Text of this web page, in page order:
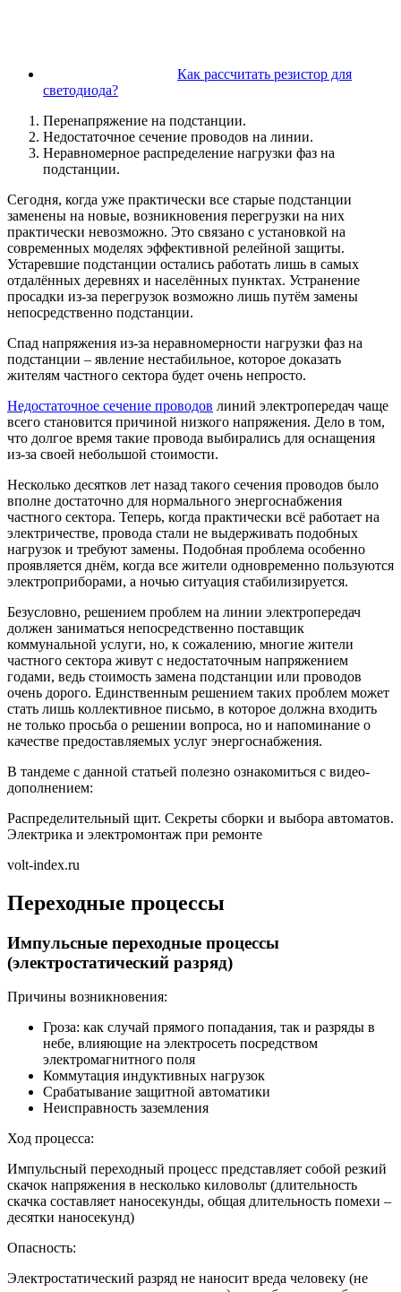
Как рассчитать резистор для
светодиода?
Перенапряжение на подстанции.
Недостаточное сечение проводов на линии.
Неравномерное распределение нагрузки фаз на
подстанции.
Сегодня, когда уже практически все старые подстанции
заменены на новые, возникновения перегрузки на них
практически невозможно. Это связано с установкой на
современных моделях эффективной релейной защиты.
Устаревшие подстанции остались работать лишь в самых
отдалённых деревнях и населённых пунктах. Устранение
просадки из-за перегрузок возможно лишь путём замены
непосредственно подстанции.
Спад напряжения из-за неравномерности нагрузки фаз на
подстанции – явление нестабильное, которое доказать
жителям частного сектора будет очень непросто.
Недостаточное сечение проводов линий электропередач чаще
всего становится причиной низкого напряжения. Дело в том,
что долгое время такие провода выбирались для оснащения
из-за своей небольшой стоимости.
Несколько десятков лет назад такого сечения проводов было
вполне достаточно для нормального энергоснабжения
частного сектора. Теперь, когда практически всё работает на
электричестве, провода стали не выдерживать подобных
нагрузок и требуют замены. Подобная проблема особенно
проявляется днём, когда все жители одновременно пользуются
электроприборами, а ночью ситуация стабилизируется.
Безусловно, решением проблем на линии электропередач
должен заниматься непосредственно поставщик
коммунальной услуги, но, к сожалению, многие жители
частного сектора живут с недостаточным напряжением
годами, ведь стоимость замена подстанции или проводов
очень дорого. Единственным решением таких проблем может
стать лишь коллективное письмо, в которое должна входить
не только просьба о решении вопроса, но и напоминание о
качестве предоставляемых услуг энергоснабжения.
В тандеме с данной статьей полезно ознакомиться с видео-
дополнением:
Распределительный щит. Секреты сборки и выбора автоматов.
Электрика и электромонтаж при ремонте
volt-index.ru
Переходные процессы
Импульсные переходные процессы
(электростатический разряд)
Причины возникновения:
Гроза: как случай прямого попадания, так и разряды в
небе, влияющие на электросеть посредством
электромагнитного поля
Коммутация индуктивных нагрузок
Срабатывание защитной автоматики
Неисправность заземления
Ход процесса:
Импульсный переходный процесс представляет собой резкий
скачок напряжения в несколько киловольт (длительность
скачка составляет наносекунды, общая длительность помехи –
десятки наносекунд)
Опасность:
Электростатический разряд не наносит вреда человеку (не